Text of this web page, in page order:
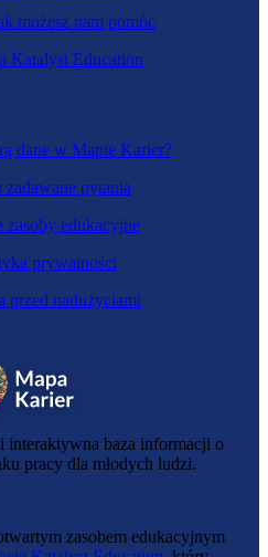
interaktywna baza informacji o
pracy dla młodych ludzi.
dane w Mapie Karier?
zadawane pytania
zasoby edukacyjne
prywatności
przed nadużyciami
możesz nam pomóc
Katalyst Education
zasobem edukacyjnym